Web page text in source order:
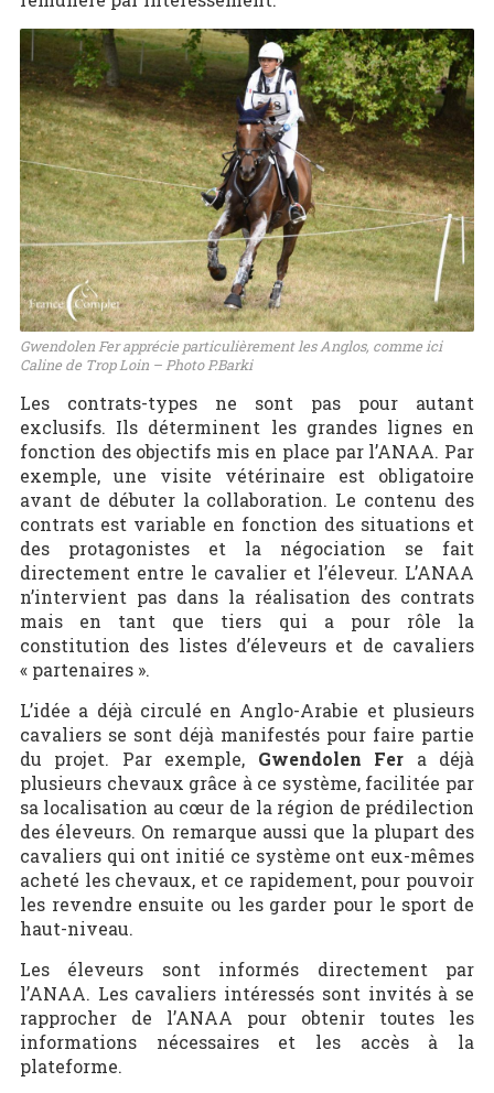
Gwendolen Fer apprécie particulièrement les Anglos, comme ici
Caline de Trop Loin – Photo P.Barki
Les contrats-types ne sont pas pour autant
exclusifs. Ils déterminent les grandes lignes en
fonction des objectifs mis en place par l’ANAA. Par
exemple, une visite vétérinaire est obligatoire
avant de débuter la collaboration. Le contenu des
contrats est variable en fonction des situations et
des protagonistes et la négociation se fait
directement entre le cavalier et l’éleveur. L’ANAA
n’intervient pas dans la réalisation des contrats
mais en tant que tiers qui a pour rôle la
constitution des listes d’éleveurs et de cavaliers
« partenaires ».
L’idée a déjà circulé en Anglo-Arabie et plusieurs
cavaliers se sont déjà manifestés pour faire partie
du projet. Par exemple, Gwendolen Fer a déjà
plusieurs chevaux grâce à ce système, facilitée par
sa localisation au cœur de la région de prédilection
des éleveurs. On remarque aussi que la plupart des
cavaliers qui ont initié ce système ont eux-mêmes
acheté les chevaux, et ce rapidement, pour pouvoir
les revendre ensuite ou les garder pour le sport de
haut-niveau.
Les éleveurs sont informés directement par
l’ANAA. Les cavaliers intéressés sont invités à se
rapprocher de l’ANAA pour obtenir toutes les
informations nécessaires et les accès à la
plateforme.